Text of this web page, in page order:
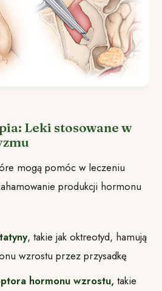
Leki stosowane w
mogą pomóc w leczeniu
produkcji hormonu
, takie jak oktreotyd, hamują
wzrostu przez przysadkę
hormonu wzrostu, takie